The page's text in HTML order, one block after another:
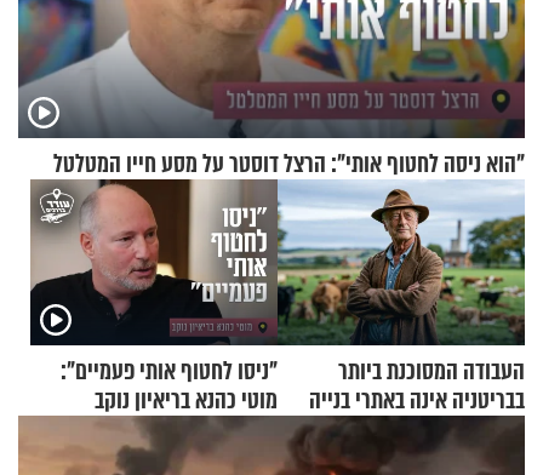
"הוא ניסה לחטוף אותי": הרצל דוסטר על מסע חייו המטלטל
העבודה המסוכנת ביותר
בבריטניה אינה באתרי בנייה
אלא דווקא בשדות
"ניסו לחטוף אותי פעמיים":
מוטי כהנא בריאיון נוקב